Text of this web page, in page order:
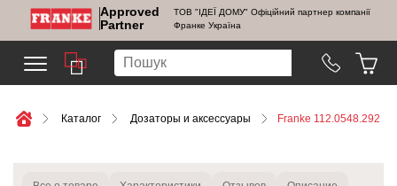
Approved
Partner
ТОВ "ІДЕЇ ДОМУ" Офіційний партнер компанії
Франке Україна
Каталог Дозаторы и аксессуары Franke 112.0548.292